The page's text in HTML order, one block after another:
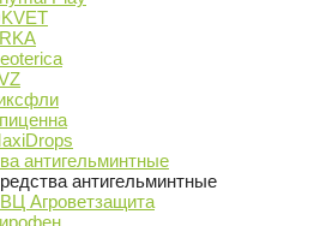
антигельминтные
антигельминтные
Агроветзащита